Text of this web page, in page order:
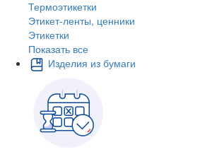
Термоэтикетки
Этикет-ленты, ценники
Этикетки
Показать все
Изделия из бумаги